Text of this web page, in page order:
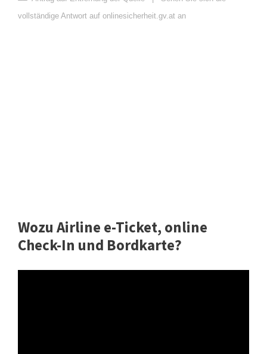
vollständige Antwort auf onlinesicherheit.gv.at an
Wozu Airline e-Ticket, online
Check-In und Bordkarte?